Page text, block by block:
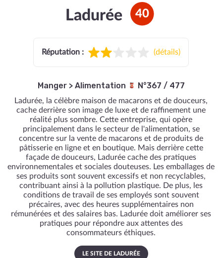
Ladurée 40
Réputation : (détails)
Manger> Alimentation N°367 / 477
Ladurée, la célèbre maison de macarons et de douceurs,
cache derrière son image de luxe et de raffinement une
réalité plus sombre. Cette entreprise, qui opère
principalement dans le secteur de l'alimentation, se
concentre sur la vente de macarons et de produits de
pâtisserie en ligne et en boutique. Mais derrière cette
façade de douceurs, Ladurée cache des pratiques
environnementales et sociales douteuses. Les emballages de
ses produits sont souvent excessifs et non recyclables,
contribuant ainsi à la pollution plastique. De plus, les
conditions de travail de ses employés sont souvent
précaires, avec des heures supplémentaires non
rémunérées et des salaires bas. Ladurée doit améliorer ses
pratiques pour répondre aux attentes des
consommateurs éthiques.
LE SITE DE LADURÉE